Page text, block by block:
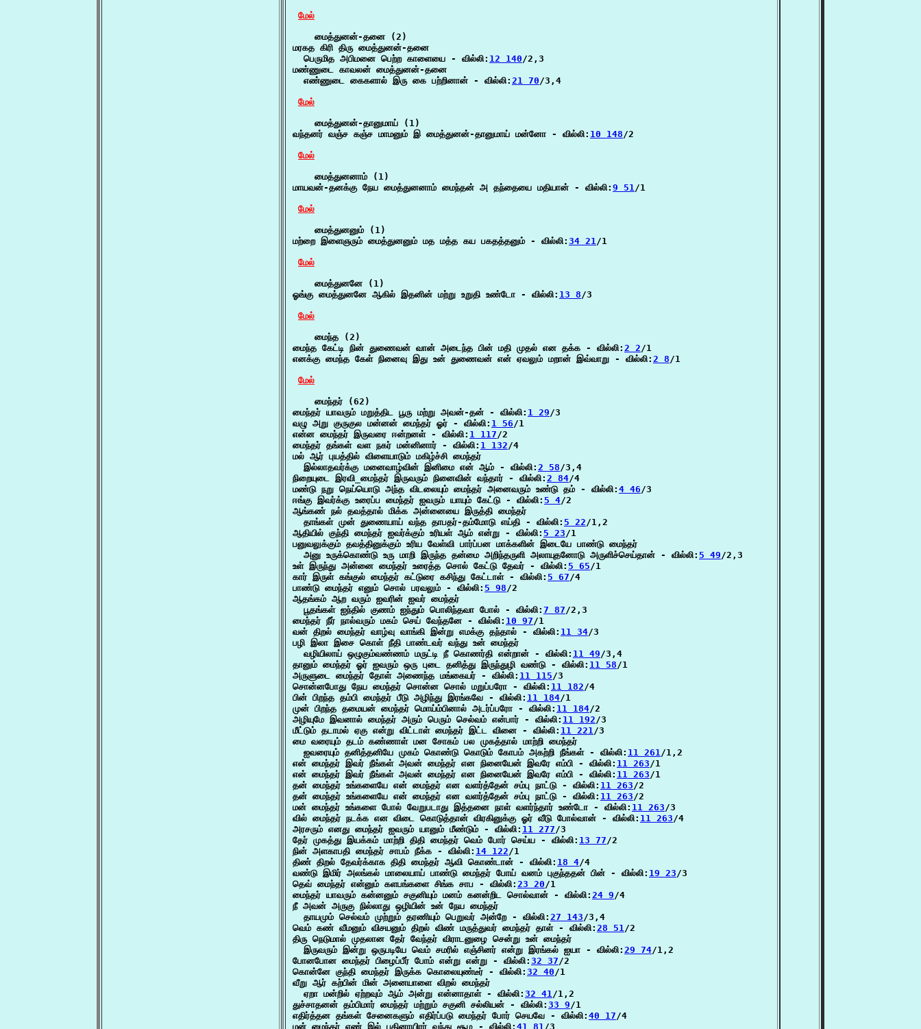
மேல்
    மைத்துனன்-தனை (2)
மரகத கிரி திரு மைத்துனன்-தனை
  பெருமித அபிமனை பெற்ற காளையை - வில்லி:
12 140/2,3
மண்ணுடை காவலன் மைத்துனன்-தனை
  எண்ணுடை கைகளால் இரு கை பற்றினான் - வில்லி:
21 70/3,4
மேல்
    மைத்துனன்-தானுமாய் (1)
வந்தனர் வஞ்ச கஞ்ச மாமனும் இ மைத்துனன்-தானுமாய் மன்னோ - வில்லி: 10 148/2
மேல்
    மைத்துனனாம் (1)
மாயவன்-தனக்கு நேய மைத்துனனாம் மைந்தன் அ தந்தையை மதியான் - வில்லி: 9 51/1
மேல்
    மைத்துனனும் (1)
மற்றை இளைஞரும் மைத்துனனும் மத மத்த கய பகதத்தனும் - வில்லி: 34 21/1
மேல்
    மைத்துனனே (1)
ஓங்கு மைத்துனனே ஆகில் இதனின் மற்று உறுதி உண்டோ - வில்லி: 13 8/3
மேல்
    மைந்த (2)
மைந்த கேட்டி நின் துணைவன் வான் அடைந்த பின் மதி முதல் என தக்க - வில்லி: 2 2/1
எனக்கு மைந்த கேள் நினைவு இது உன் துணைவன் என் ஏவலும் மறான் இவ்வாறு - வில்லி: 2 8/1
மேல்
    மைந்தர் (62)
மைந்தர் யாவரும் மறுத்திட பூரு மற்று அவன்-தன் - வில்லி: 1 29/3
வழு அறு குருகுல மன்னன் மைந்தர் ஓர் - வில்லி: 1 56/1
என்ன மைந்தர் இருவரை ஈன்றனள் - வில்லி: 1 117/2
மைந்தர் தங்கள் வள நகர் மன்னினார் - வில்லி: 1 132/4
மல் ஆர் புயத்தில் விளையாடும் மகிழ்ச்சி மைந்தர்
  இல்லாதவர்க்கு மனைவாழ்வின் இனிமை என் ஆம் - வில்லி:
2 58/3,4
நிறையுடை இரவி_மைந்தர் இருவரும் நினைவின் வந்தார் - வில்லி: 2 84/4
மண்டு நறு நெய்யொடு அந்த விடலையும் மைந்தர் அனைவரும் உண்டு தம் - வில்லி: 4 46/3
ஈங்கு இவர்க்கு உரைப்ப மைந்தர் ஐவரும் யாயும் கேட்டு - வில்லி: 5 4/2
ஆங்கண் நல் தவத்தால் மிக்க அன்னையை இருத்தி மைந்தர்
  தாங்கள் முன் துணையாய் வந்த தாபதர்-தம்மோடு எய்தி - வில்லி:
5 22/1,2
ஆதியில் குந்தி மைந்தர் ஐவர்க்கும் உரியள் ஆம் என்று - வில்லி: 5 23/1
பனுவலுக்கும் தவத்தினுக்கும் உரிய வேள்வி பார்ப்பன மாக்களின் இடையே பாண்டு மைந்தர்
  அனு உருக்கொண்டு உரு மாறி இருந்த தன்மை அறிந்தருளி அலாயுதனோடு அருளிச்செய்தான் - வில்லி:
5 49/2,3
உள் இருந்து அன்னை மைந்தர் உரைத்த சொல் கேட்டு தேவர் - வில்லி: 5 65/1
கார் இருள் கங்குல் மைந்தர் கட்டுரை கசிந்து கேட்டாள் - வில்லி: 5 67/4
பாண்டு மைந்தர் எனும் சொல் பரவலும் - வில்லி: 5 98/2
ஆதங்கம் ஆற வரும் ஐவரின் ஐவர் மைந்தர்
  பூதங்கள் ஐந்தில் குணம் ஐந்தும் பொலிந்தவா போல் - வில்லி:
7 87/2,3
மைந்தர் நீர் நால்வரும் மகம் செய் வேந்தனே - வில்லி: 10 97/1
வன் திறல் மைந்தர் வாழ்வு வாங்கி இன்று எமக்கு தந்தால் - வில்லி: 11 34/3
பழி இலா இசை கொள் நீதி பாண்டவர் வந்து உன் மைந்தர்
  வழியிலாய் ஒழுகும்வண்ணம் மருட்டி நீ கொணர்தி என்றான் - வில்லி:
11 49/3,4
தானும் மைந்தர் ஓர் ஐவரும் ஒரு புடை தனித்து இருந்துழி வண்டு - வில்லி: 11 58/1
அருளுடை மைந்தர் தோள் அணைந்த மங்கையர் - வில்லி: 11 115/3
சொன்னபோது நேய மைந்தர் சொன்ன சொல் மறுப்பரோ - வில்லி: 11 182/4
பின் பிறந்த தம்பி மைந்தர் பீடு அழிந்து இரங்கவே - வில்லி: 11 184/1
முன் பிறந்த தமையன் மைந்தர் மொய்ம்பினால் அடர்ப்பரோ - வில்லி: 11 184/2
அழியுமே இவனால் மைந்தர் அரும் பெரும் செல்வம் என்பார் - வில்லி: 11 192/3
மீட்டும் தடாமல் ஏகு என்று விட்டாள் மைந்தர் இட்ட வினை - வில்லி: 11 221/3
மை வரையும் தடம் கண்ணாள் மன சோகம் பல முகத்தால் மாற்றி மைந்தர்
  ஐவரையும் தனித்தனியே முகம் கொண்டு கொடும் கோபம் அகற்றி நீங்கள் - வில்லி:
11 261/1,2
என் மைந்தர் இவர் நீங்கள் அவன் மைந்தர் என நினையேன் இவரே எம்பி - வில்லி: 11 263/1
என் மைந்தர் இவர் நீங்கள் அவன் மைந்தர் என நினையேன் இவரே எம்பி - வில்லி: 11 263/1
தன் மைந்தர் உங்களையே என் மைந்தர் என வளர்த்தேன் சம்பு நாட்டு - வில்லி: 11 263/2
தன் மைந்தர் உங்களையே என் மைந்தர் என வளர்த்தேன் சம்பு நாட்டு - வில்லி: 11 263/2
மன் மைந்தர் உங்களை போல் வேறுபடாது இத்தனை நாள் வளர்ந்தார் உண்டோ - வில்லி: 11 263/3
வில் மைந்தர் நடக்க என விடை கொடுத்தான் விரகினுக்கு ஓர் வீடு போல்வான் - வில்லி: 11 263/4
அரசரும் எனது மைந்தர் ஐவரும் யானும் மீண்டும் - வில்லி: 11 277/3
தேர் முகத்து இயக்கம் மாற்றி திதி மைந்தர் வெம் போர் செய்ய - வில்லி: 13 77/2
நின் அளகாபதி மைந்தர் சாபம் நீக்க - வில்லி: 14 122/1
திண் திறல் தேவர்க்காக திதி மைந்தர் ஆவி கொண்டான் - வில்லி: 18 4/4
வண்டு இமிர் அலங்கல் மாலையாய் பாண்டு மைந்தர் போய் வனம் புகுந்ததன் பின் - வில்லி: 19 23/3
தெவ் மைந்தர் என்னும் களபங்களை சிங்க சாப - வில்லி: 23 20/1
மைந்தர் யாவரும் கன்னனும் சகுனியும் மனம் கனன்றிட சொல்வான் - வில்லி: 24 9/4
நீ அவன் அருகு நில்லாது ஒழியின் உன் நேய மைந்தர்
  தாயமும் செல்வம் முற்றும் தரணியும் பெறுவர் அன்றே - வில்லி:
27 143/3,4
வெம் கண் வீமனும் விசயனும் திறல் விண் மருத்துவர் மைந்தர் தாள் - வில்லி: 28 51/2
திரு நெடுமால் முதலான தேர் வேந்தர் விராடனுழை சென்று உன் மைந்தர்
  இருவரும் இன்று ஒருபடியே வெம் சமரில் எஞ்சினர் என்று இரங்கல் ஐயா - வில்லி:
29 74/1,2
போனபோன மைந்தர் பிழைப்பீர் போம் என்று என்று - வில்லி: 32 37/2
கொன்னே குந்தி மைந்தர் இருக்க கொலையுண்டீர் - வில்லி: 32 40/1
வீறு ஆர் கற்பின் மின் அனையாளை விறல் மைந்தர்
  ஏறா மன்றில் ஏற்றவும் ஆம் அன்று என்னாதாள் - வில்லி:
32 41/1,2
துச்சாதனன் தம்பிமார் மைந்தர் மற்றும் சகுனி சல்லியன் - வில்லி: 33 9/1
எதிர்த்தன தங்கள் சேனைகளும் எதிர்ப்படு மைந்தர் போர் செயவே - வில்லி: 40 17/4
மன் மைந்தர் எண் இல் பதினாயிரர் வந்து சூழ - வில்லி: 41 81 /3